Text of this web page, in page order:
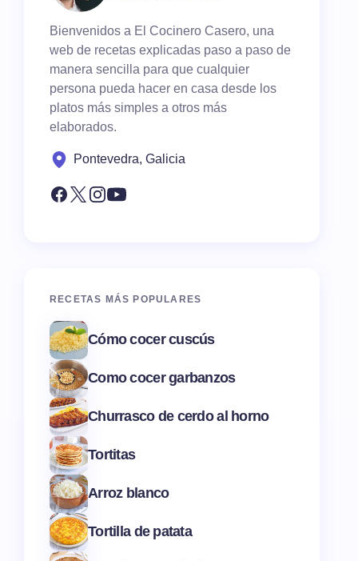
Bienvenidos a El Cocinero Casero, una
web de recetas explicadas paso a paso de
manera sencilla para que cualquier
persona pueda hacer en casa desde los
platos más simples a otros más
elaborados.
Pontevedra, Galicia
RECETAS MÁS POPULARES
Cómo cocer cuscús
Como cocer garbanzos
Churrasco de cerdo al horno
Tortitas
Arroz blanco
Tortilla de patata